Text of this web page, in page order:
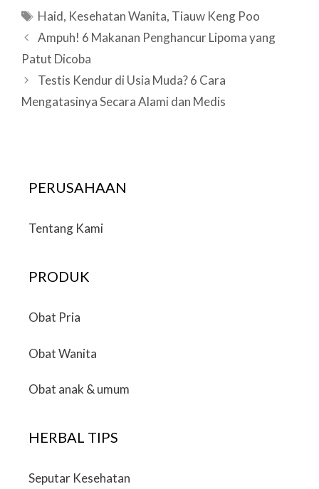
Tags
Haid, Kesehatan Wanita, Tiauw Keng Poo
Post
navigation
Ampuh! 6 Makanan Penghancur Lipoma yang
Patut Dicoba
Testis Kendur di Usia Muda? 6 Cara
Mengatasinya Secara Alami dan Medis
PERUSAHAAN
Tentang Kami
PRODUK
Obat Pria
Obat Wanita
Obat anak & umum
HERBAL TIPS
Seputar Kesehatan